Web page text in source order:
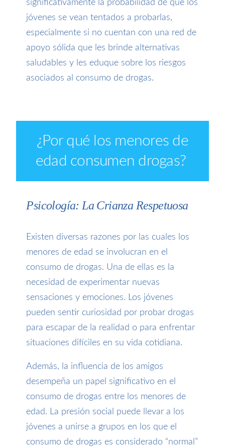
significativamente la probabilidad de que los
jóvenes se vean tentados a probarlas,
especialmente si no cuentan con una red de
apoyo sólida que les brinde alternativas
saludables y les eduque sobre los riesgos
asociados al consumo de drogas.
¿ Por qué los menores de
edad consumen drogas?
Psicología: La Crianza Respetuosa
Existen diversas razones por las cuales los
menores de edad se involucran en el
consumo de drogas. Una de ellas es la
necesidad de experimentar nuevas
sensaciones y emociones. Los jóvenes
pueden sentir curiosidad por probar drogas
para escapar de la realidad o para enfrentar
situaciones difíciles en su vida cotidiana.
Además, la influencia de los amigos
desempeña un papel significativo en el
consumo de drogas entre los menores de
edad. La presión social puede llevar a los
jóvenes a unirse a grupos en los que el
consumo de drogas es considerado “normal”